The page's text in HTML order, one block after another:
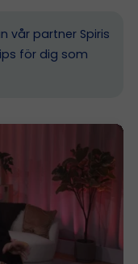
vår partner Spiris
för dig som